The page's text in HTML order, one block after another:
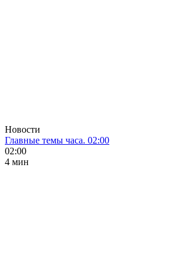
Новости
Главные темы часа. 02:00
02:00
4 мин